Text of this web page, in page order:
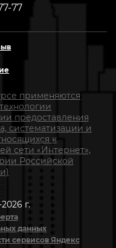
77
применяются
предоставления
систематизации и
к
сети «Интернет»,
Российской
г.
данных
сервисов Яндекс